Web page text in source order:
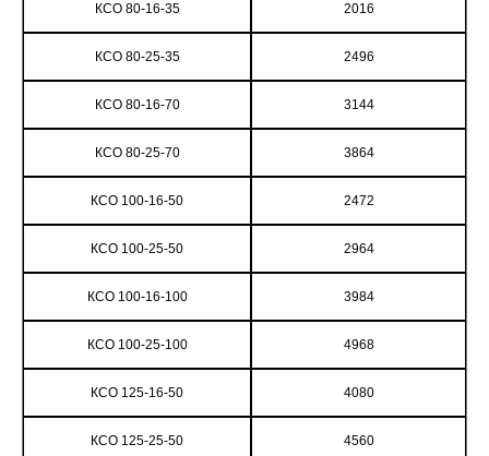
КСО 80-16-35 2016
КСО 80-25-35 2496
КСО 80-16-70 3144
КСО 80-25-70 3864
КСО 100-16-50 2472
КСО 100-25-50 2964
КСО 100-16-100 3984
КСО 100-25-100 4968
КСО 125-16-50 4080
КСО 125-25-50 4560